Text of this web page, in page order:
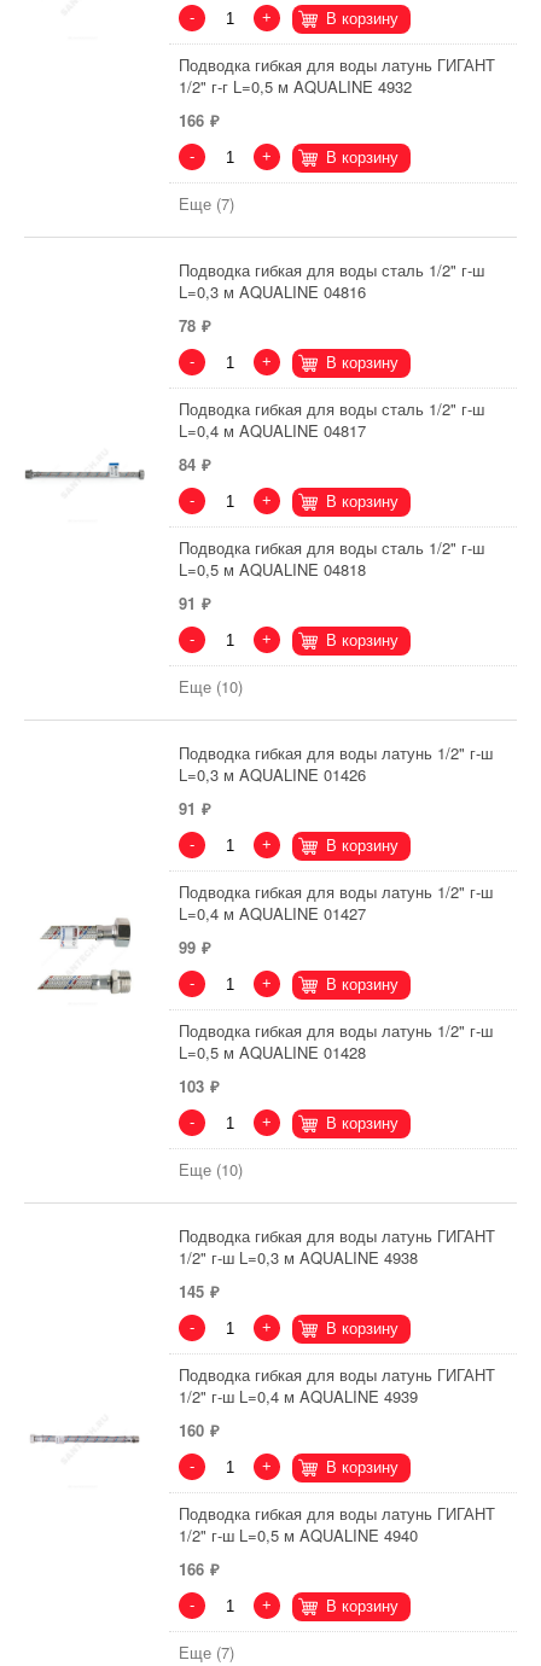
- + В корзину
Подводка гибкая для воды латунь ГИГАНТ
1/2" г-г L=0,5 м AQUALINE 4932
166
- + В корзину
Еще (7)
Подводка гибкая для воды сталь 1/2" г-ш
L=0,3 м AQUALINE 04816
78
- + В корзину
Подводка гибкая для воды сталь 1/2" г-ш
L=0,4 м AQUALINE 04817
84
- + В корзину
Подводка гибкая для воды сталь 1/2" г-ш
L=0,5 м AQUALINE 04818
91
- + В корзину
Еще (10)
Подводка гибкая для воды латунь 1/2" г-ш
L=0,3 м AQUALINE 01426
91
- + В корзину
Подводка гибкая для воды латунь 1/2" г-ш
L=0,4 м AQUALINE 01427
99
- + В корзину
Подводка гибкая для воды латунь 1/2" г-ш
L=0,5 м AQUALINE 01428
103
- + В корзину
Еще (10)
Подводка гибкая для воды латунь ГИГАНТ
1/2" г-ш L=0,3 м AQUALINE 4938
145
- + В корзину
Подводка гибкая для воды латунь ГИГАНТ
1/2" г-ш L=0,4 м AQUALINE 4939
160
- + В корзину
Подводка гибкая для воды латунь ГИГАНТ
1/2" г-ш L=0,5 м AQUALINE 4940
166
- + В корзину
Еще (7)